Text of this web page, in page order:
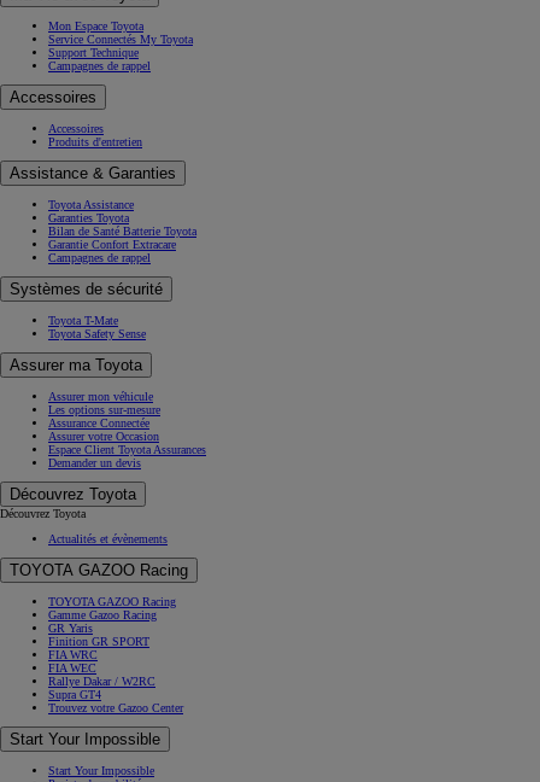
Mon Espace Toyota
Service Connectés My Toyota
Support Technique
Campagnes de rappel
Accessoires
Produits d'entretien
Toyota Assistance
Garanties Toyota
Bilan de Santé Batterie Toyota
Garantie Confort Extracare
Campagnes de rappel
Toyota T-Mate
Toyota Safety Sense
Assurer mon véhicule
Les options sur-mesure
Assurance Connectée
Assurer votre Occasion
Espace Client Toyota Assurances
Demander un devis
Découvrez Toyota
Découvrez Toyota
Actualités et évènements
TOYOTA GAZOO Racing
Gamme Gazoo Racing
GR Yaris
Finition GR SPORT
FIA WRC
FIA WEC
Rallye Dakar / W2RC
Supra GT4
Trouvez votre Gazoo Center